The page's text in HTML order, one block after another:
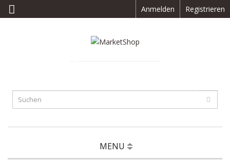
Anmelden Registrieren
MENU